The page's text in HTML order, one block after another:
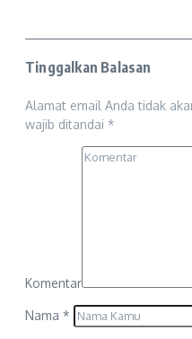
Tinggalkan Balasan
Alamat email Anda tidak
wajib ditandai *
Komentar
Nama *